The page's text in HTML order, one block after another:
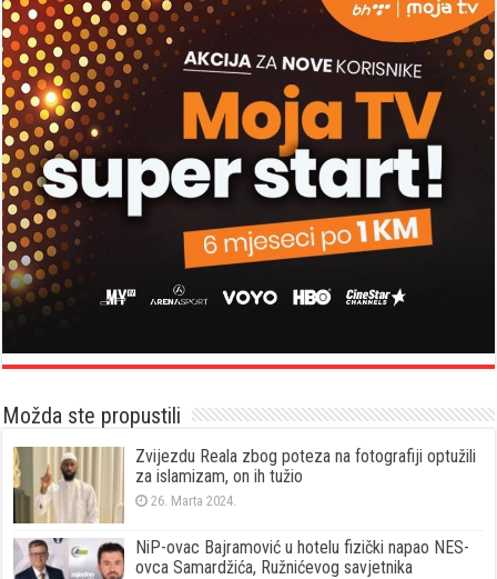
Možda ste propustili
Zvijezdu Reala zbog poteza na fotografiji optužili
za islamizam, on ih tužio
26. Marta 2024.
NiP-ovac Bajramović u hotelu fizički napao NES-
ovca Samardžića, Ružnićevog savjetnika